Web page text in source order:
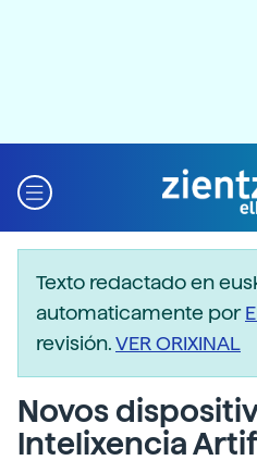
Texto redactado en
automaticamente por
revisión.VER ORIXINAL
Novos
Intelixencia